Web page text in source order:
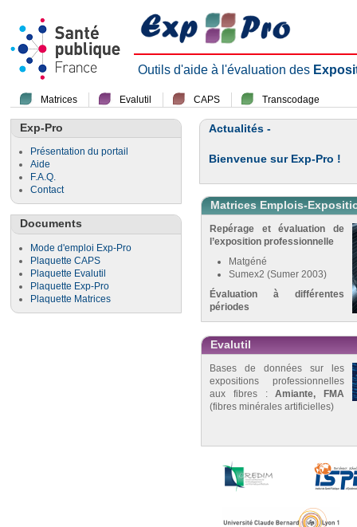
Outils d'aide à l'évaluation des
Matrices Evalutil CAPS Transcodage
Exp-Pro
Présentation du portail
Aide
F.A.Q.
Contact
Documents
Mode d'emploi Exp-Pro
Plaquette CAPS
Plaquette Evalutil
Plaquette Exp-Pro
Plaquette Matrices
Actualités -
Bienvenue sur Exp-Pro !
Matrices Emplois-
Repérage et évaluation de
l’exposition professionnelle
Matgéné
Sumex2 (Sumer 2003)
Évaluation à différentes
périodes
Evalutil
Bases de données sur les
expositions professionnelles
aux fibres :Amiante, FMA
(fibres minérales artificielles)